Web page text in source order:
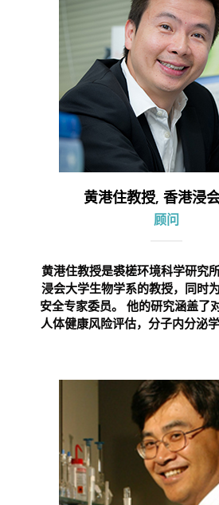
黄港住教授, 香港浸
顾问
黄港住教授是裘槎环境科学研究
浸会大学生物学系的教授，同时
安全专家委员。 他的研究涵盖了
人体健康风险评估，分子内分泌